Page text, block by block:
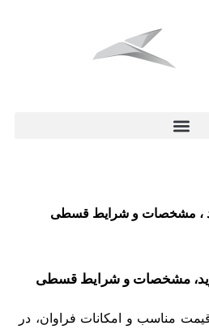
مناسب و امکانات فراوان، در